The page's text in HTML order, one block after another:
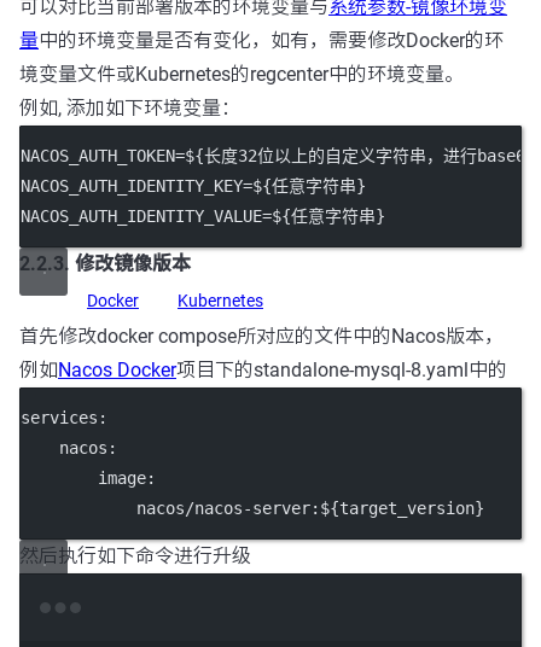
可以对比当前部署版本的环境变量与系统参数-镜像环境变
量中的环境变量是否有变化，如有，需要修改Docker的环
境变量文件或Kubernetes的regcenter中的环境变量。
例如, 添加如下环境变量：
NACOS_AUTH_TOKEN=${长度32位以上的自定义字符串，进行
NACOS_AUTH_IDENTITY_KEY=${任意字符串}
NACOS_AUTH_IDENTITY_VALUE=${任意字符串}
2.2.3. 修改镜像版本
Docker Kubernetes
首先修改docker compose所对应的文件中的Nacos版本，
例如Nacos Docker项目下的standalone-mysql-8.yaml中的
services :
nacos :
image:
nacos/nacos-server:${target_version}
然后执行如下命令进行升级